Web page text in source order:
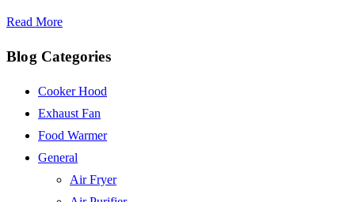
Read More
Blog Categories
Cooker Hood
Exhaust Fan
Food Warmer
General
Air Fryer